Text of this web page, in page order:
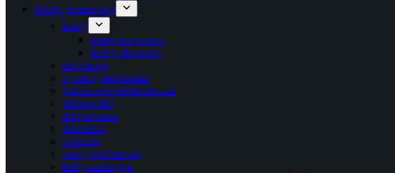
Sprzęt pomiarowy
lasery
lasery krzyżowe
lasery obrotowe
niwelatory
systemy sterowania
poziomnice elektroniczne
pionowniki
drogomierze
dalmierze
teodolity
taśmy pomiarowe
farby znakujące